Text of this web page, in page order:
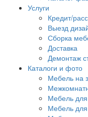
Услуги
Кредит/
Выезд
Сборка
Доставка
Демонтаж
Каталоги и фото
Мебель на
Мебель
Мебель